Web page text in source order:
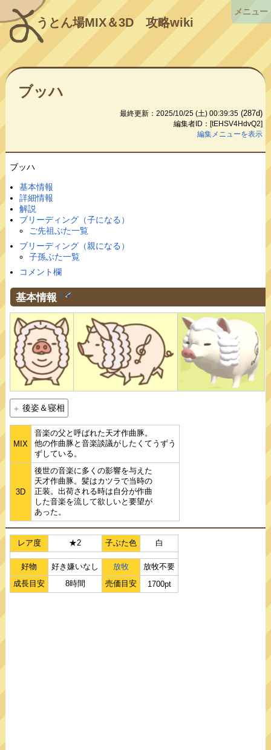
うとん場MIX＆3D攻略wiki
ブッハ
最終更新：2025/10/25 (土) 00:39:35 (287d)
編集者ID：[tEHSV4HdvQ2]
編集メニューを表示
ブッハ
基本情報
詳細情報
解説
ブリーディング（子になる）
ご先祖ぶた一覧
ブリーディング（親になる）
子孫ぶた一覧
コメント欄
基本情報 †
後姿＆寝相
MIX
音楽の父と呼ばれた天才作曲豚。
他の作曲豚と音楽談議がしたくてうずう
ずしている。
3D
後世の音楽に多くの影響を与えた
天才作曲豚。髪はカツラで当時の
正装。出荷される時は自分が作曲
した音楽を流して欲しいと要望が
あった。
レア度 ★2 子ぶた色 白
好物 好き嫌いなし 放牧
放牧不要
成長目安
8時間 売価目安 1700pt
メニュー